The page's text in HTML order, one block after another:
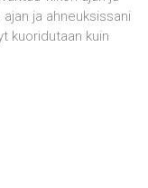
ja ahneuksissani
kuoridutaan kuin